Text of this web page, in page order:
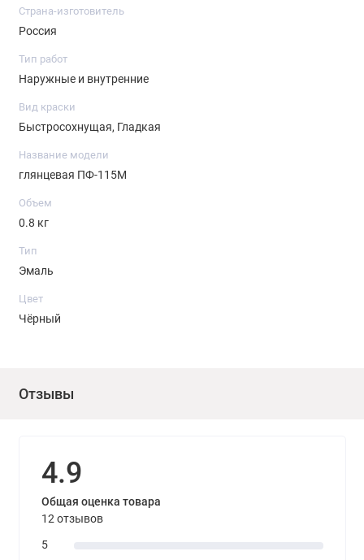
Страна-изготовитель
Россия
Тип работ
Наружные и внутренние
Вид краски
Быстросохнущая, Гладкая
Название модели
глянцевая ПФ-115М
Объем
0.8 кг
Тип
Эмаль
Цвет
Чёрный
Отзывы
4.9
Общая оценка товара
12 отзывов
5